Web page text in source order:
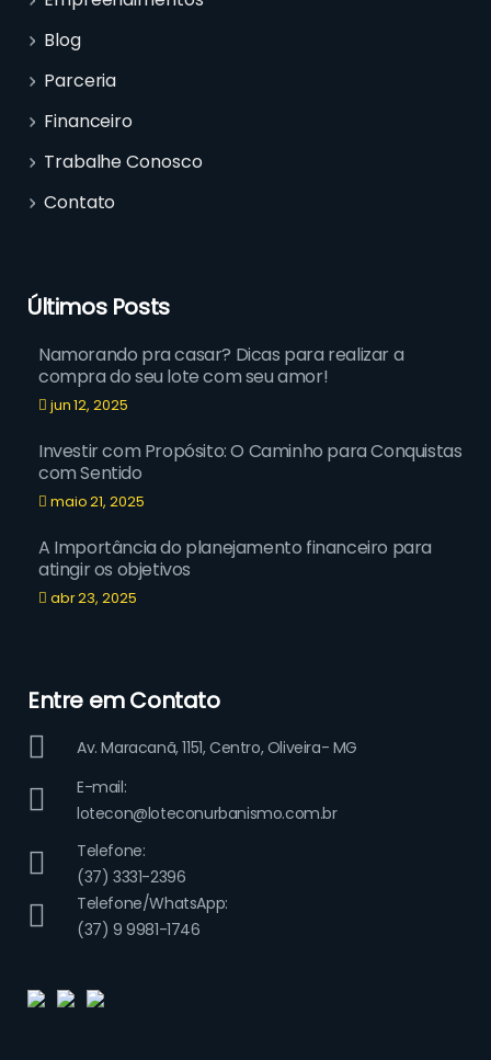
Blog
Parceria
Financeiro
Trabalhe Conosco
Contato
Últimos Posts
Namorando pra casar? Dicas para realizar a
compra do seu lote com seu amor!
jun 12, 2025
Investir com Propósito: O Caminho para Conquistas
com Sentido
maio 21, 2025
A Importância do planejamento financeiro para
atingir os objetivos
abr 23, 2025
Entre em Contato
Av. Maracanã, 1151, Centro, Oliveira- MG
E-mail:
lotecon@loteconurbanismo.com.br
Telefone:
(37) 3331-2396
Telefone/WhatsApp:
(37) 9 9981-1746